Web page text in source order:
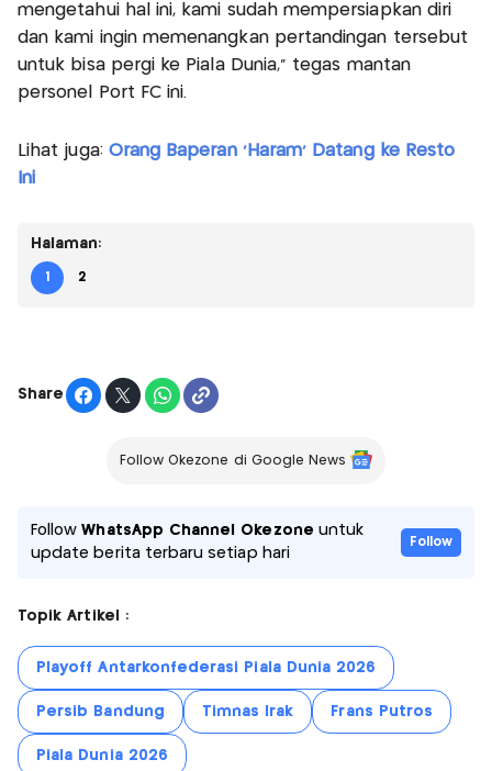
mengetahui hal ini, kami sudah mempersiapkan diri
dan kami ingin memenangkan pertandingan tersebut
untuk bisa pergi ke Piala Dunia," tegas mantan
personel Port FC ini.
Lihat juga: Orang Baperan 'Haram' Datang ke Resto
Ini
Halaman:
1 2
Share
Follow Okezone di Google News
FollowWhatsApp Channel Okezone untuk
update berita terbaru setiap hari
Follow
Topik Artikel :
Playoff Antarkonfederasi Piala Dunia 2026
Persib Bandung Timnas Irak Frans Putros
Piala Dunia 2026